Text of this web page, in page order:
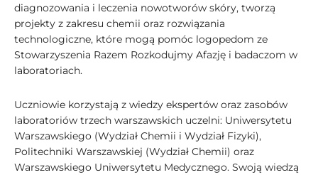
diagnozowania i leczenia nowotworów skóry, tworzą
projekty z zakresu chemii oraz rozwiązania
technologiczne, które mogą pomóc logopedom ze
Stowarzyszenia Razem Rozkodujmy Afazję i badaczom w
laboratoriach.
Uczniowie korzystają z wiedzy ekspertów oraz zasobów
laboratoriów trzech warszawskich uczelni: Uniwersytetu
Warszawskiego (Wydział Chemii i Wydział Fizyki),
Politechniki Warszawskiej (Wydział Chemii) oraz
Warszawskiego Uniwersytetu Medycznego. Swoją wiedzą